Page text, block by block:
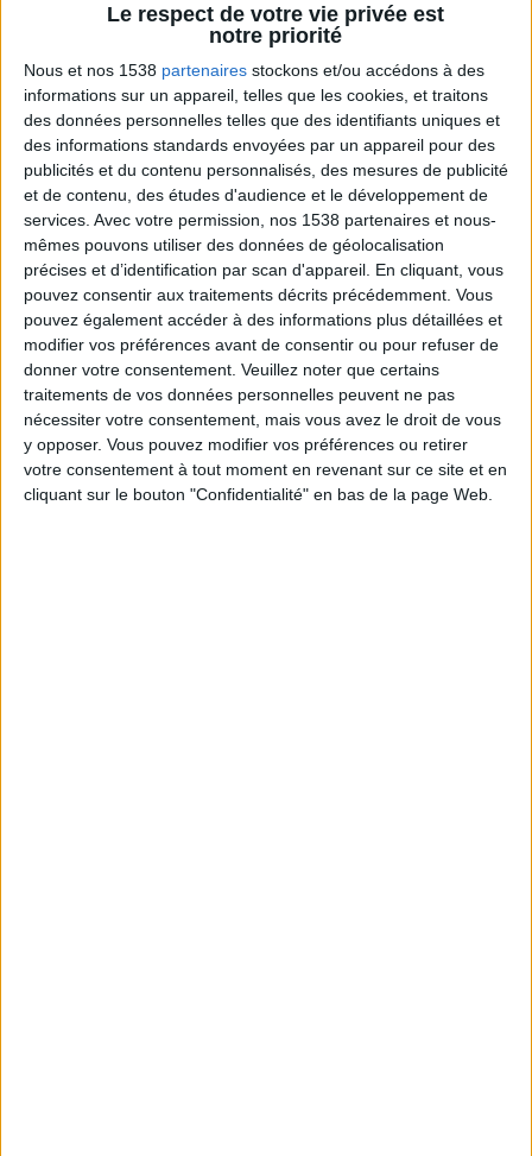
Le respect de votre vie privée est
notre priorité
Nous et nos 1538 partenaires stockons et/ou accédons à des
informations sur un appareil, telles que les cookies, et traitons
des données personnelles telles que des identifiants uniques et
des informations standards envoyées par un appareil pour des
publicités et du contenu personnalisés, des mesures de publicité
et de contenu, des études d'audience et le développement de
services. Avec votre permission, nos 1538 partenaires et nous-
mêmes pouvons utiliser des données de géolocalisation
précises et d’identification par scan d'appareil. En cliquant, vous
pouvez consentir aux traitements décrits précédemment. Vous
pouvez également accéder à des informations plus détaillées et
modifier vos préférences avant de consentir ou pour refuser de
donner votre consentement. Veuillez noter que certains
traitements de vos données personnelles peuvent ne pas
nécessiter votre consentement, mais vous avez le droit de vous
y opposer. Vous pouvez modifier vos préférences ou retirer
votre consentement à tout moment en revenant sur ce site et en
cliquant sur le bouton "Confidentialité" en bas de la page Web.
Savane, LU, Pepito, Harrys... Que valent vraiment
ces gâteaux ?
Webinaires en direct Voir tout
Peut-on remplacer la viande par des féculents ?
Consultation diététique du 05/08/2026